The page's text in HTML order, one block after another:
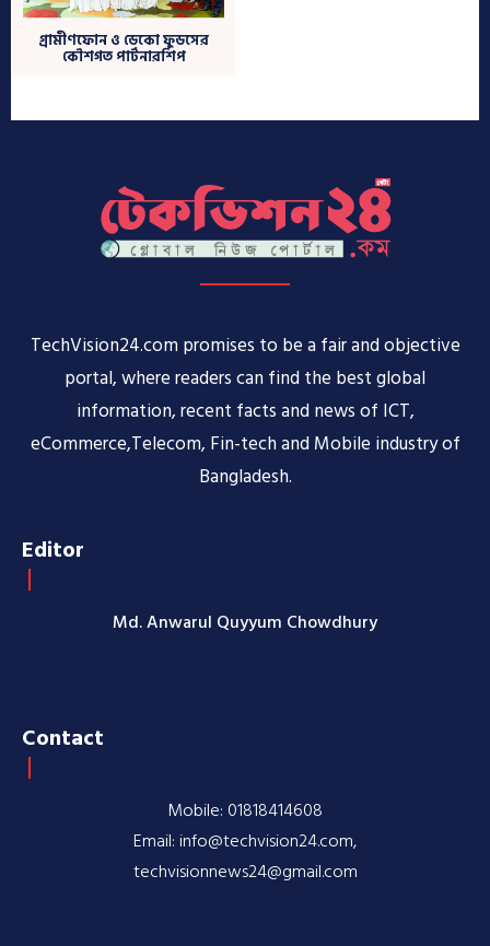
TechVision24.com promises to be a fair and objective
portal, where readers can find the best global
information, recent facts and news of ICT,
eCommerce,Telecom, Fin-tech and Mobile industry of
Bangladesh.
Editor
Md. Anwarul Quyyum Chowdhury
Contact
Mobile: 01818414608
Email: info@techvision24.com,
techvisionnews24@gmail.com